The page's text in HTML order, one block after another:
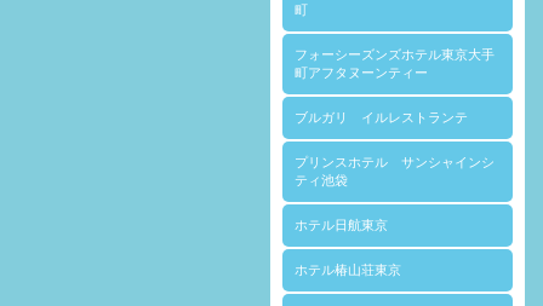
町
フォーシーズンズホテル東京大手
町アフタヌーンティー
ブルガリ イルレストランテ
プリンスホテル サンシャインシ
ティ池袋
ホテル日航東京
ホテル椿山荘東京